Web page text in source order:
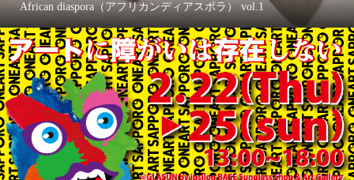
African diaspora（アフリカンディアスポラ） vol.1